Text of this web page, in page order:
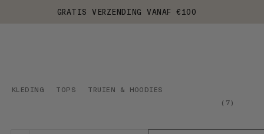
GRATIS VERZENDING VANAF €100
KLEDING TOPS
TRUIEN & HOODIES
( 7)